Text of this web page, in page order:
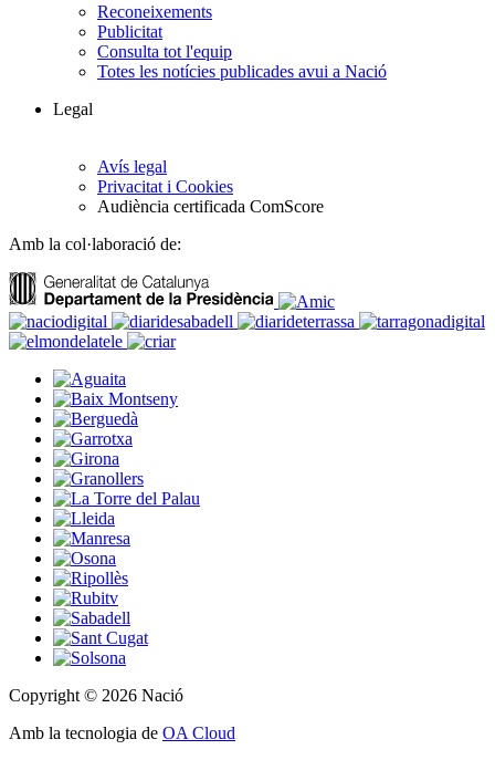
Reconeixements
Publicitat
Consulta tot l'equip
Totes les notícies publicades avui a Nació
Legal
Avís legal
Privacitat i Cookies
Audiència certificada ComScore
Amb la col·laboració de:
Copyright © 2026 Nació
Amb la tecnologia de OA Cloud